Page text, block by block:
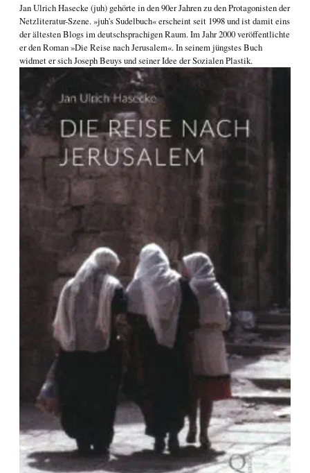
Jan Ulrich Hasecke (juh) gehörte in den 90er Jahren zu den Protagonisten der
Netzliteratur-Szene. »juh's Sudelbuch« erscheint seit 1998 und ist damit eins
der ältesten Blogs im deutschsprachigen Raum. Im Jahr 2000 veröffentlichte
er den Roman»Die Reise nach Jerusalem«. In seinem jüngstes Buch
widmet er sichJoseph Beuys und seiner Idee der Sozialen Plastik.